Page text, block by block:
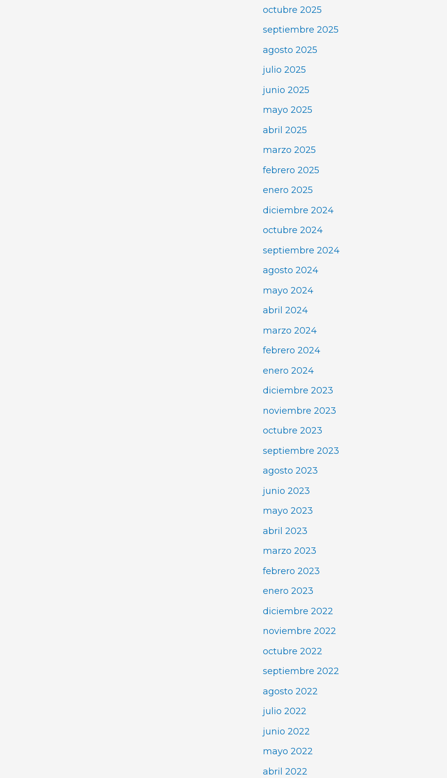
octubre 2025
septiembre 2025
agosto 2025
julio 2025
junio 2025
mayo 2025
abril 2025
marzo 2025
febrero 2025
enero 2025
diciembre 2024
octubre 2024
septiembre 2024
agosto 2024
mayo 2024
abril 2024
marzo 2024
febrero 2024
enero 2024
diciembre 2023
noviembre 2023
octubre 2023
septiembre 2023
agosto 2023
junio 2023
mayo 2023
abril 2023
marzo 2023
febrero 2023
enero 2023
diciembre 2022
noviembre 2022
octubre 2022
septiembre 2022
agosto 2022
julio 2022
junio 2022
mayo 2022
abril 2022